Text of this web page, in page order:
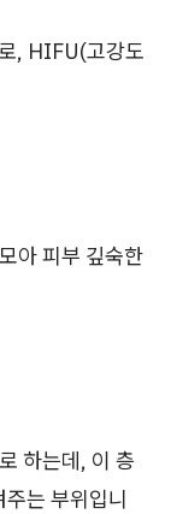
, HIFU(고강도
아 피부 깊숙한
하는데, 이 층
는 부위입니